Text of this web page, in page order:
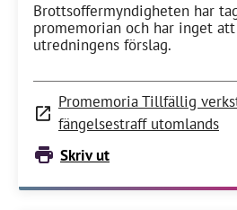
Brottsoffermyndigheten har
promemorian och har inget
utredningens förslag.
Promemoria Tillfällig
fängelsestraff utomlands
Skriv ut